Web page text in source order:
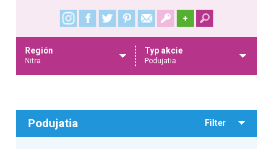
+
Región
Nitra
Typ akcie
Podujatia
Podujatia Filter